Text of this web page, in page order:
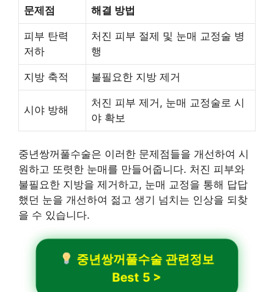
문제점 해결 방법
피부 탄력
저하
처진 피부 절제 및 눈매 교정술 병
행
지방 축적 불필요한 지방 제거
시야 방해
처진 피부 제거, 눈매 교정술로 시
야 확보
중년쌍꺼풀수술은 이러한 문제점들을 개선하여 시
원하고 또렷한 눈매를 만들어줍니다. 처진 피부와
불필요한 지방을 제거하고, 눈매 교정을 통해 답답
했던 눈을 개선하여 젊고 생기 넘치는 인상을 되찾
을 수 있습니다.
중년쌍꺼풀수술 관련정보
Best 5 >